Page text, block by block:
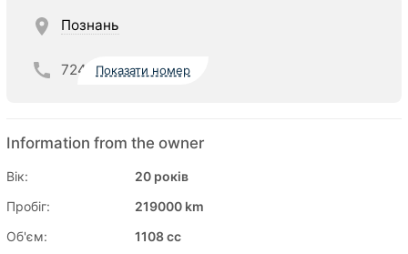
Познань
724 Показати номер
Information from the owner
Вік:
20 років
Пробіг:
219000 km
Об'єм:
1108 cc